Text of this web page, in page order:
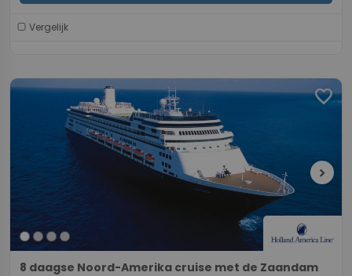
Vergelijk
favorite
chevron_right
8 daagse Noord-Amerika cruise met de Zaandam